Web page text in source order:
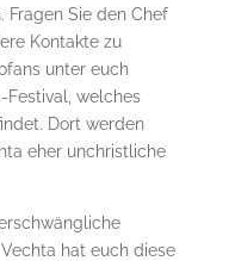
Fragen Sie den Chef
Kontakte zu
unter euch
Festival, welches
Dort werden
eher unchristliche
hat euch diese